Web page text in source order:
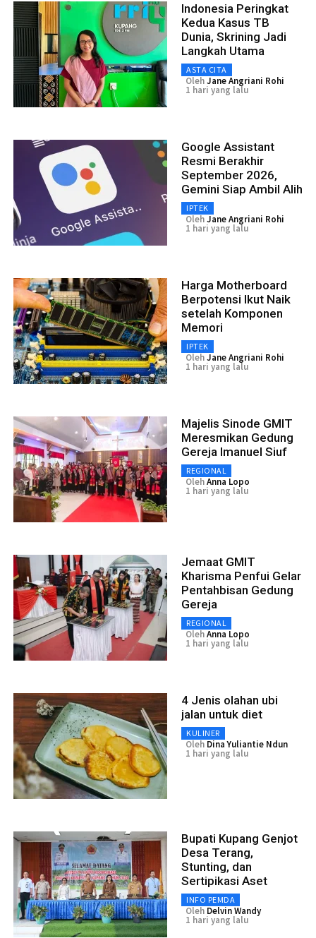
Indonesia Peringkat
Kedua Kasus TB
Dunia, Skrining Jadi
Langkah Utama
ASTA CITA
OlehJane Angriani Rohi
1 hari yang lalu
Google Assistant
Resmi Berakhir
September 2026,
Gemini Siap Ambil Alih
IPTEK
OlehJane Angriani Rohi
1 hari yang lalu
Harga Motherboard
Berpotensi Ikut Naik
setelah Komponen
Memori
IPTEK
OlehJane Angriani Rohi
1 hari yang lalu
Majelis Sinode GMIT
Meresmikan Gedung
Gereja Imanuel Siuf
REGIONAL
OlehAnna Lopo
1 hari yang lalu
Jemaat GMIT
Kharisma Penfui Gelar
Pentahbisan Gedung
Gereja
REGIONAL
OlehAnna Lopo
1 hari yang lalu
4 Jenis olahan ubi
jalan untuk diet
KULINER
Oleh Dina Yuliantie Ndun
1 hari yang lalu
Bupati Kupang Genjot
Desa Terang,
Stunting, dan
Sertipikasi Aset
INFO PEMDA
Oleh Delvin Wandy
1 hari yang lalu